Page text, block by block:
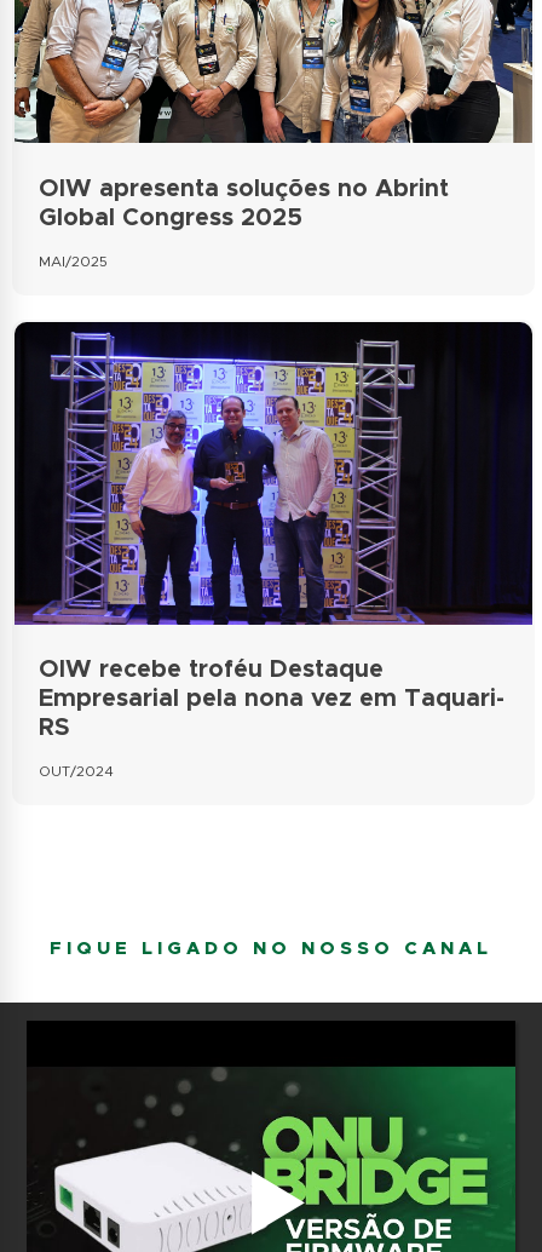
OIW apresenta soluções no Abrint
Global Congress 2025
MAI/2025
OIW recebe troféu Destaque
Empresarial pela nona vez em Taquari-
RS
OUT/2024
FIQUE LIGADO NO NOSSO CANAL